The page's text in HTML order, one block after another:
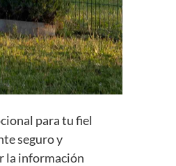
para tu fiel
seguro y
la información